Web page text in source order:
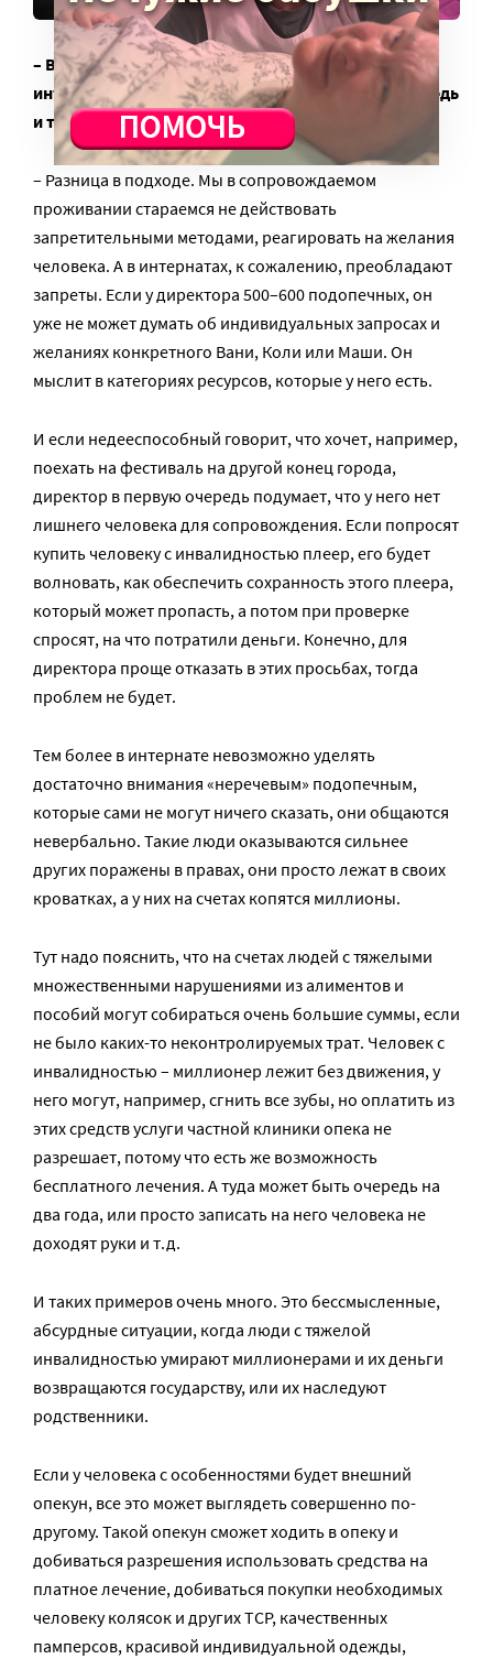
– В чем разница между положением людей в
интернатах и на сопровождаемом проживании? Ведь
и тут, и там у них есть опекуны.
– Разница в подходе. Мы в сопровождаемом
проживании стараемся не действовать
запретительными методами, реагировать на желания
человека. А в интернатах, к сожалению, преобладают
запреты. Если у директора 500–600 подопечных, он
уже не может думать об индивидуальных запросах и
желаниях конкретного Вани, Коли или Маши. Он
мыслит в категориях ресурсов, которые у него есть.
И если недееспособный говорит, что хочет, например,
поехать на фестиваль на другой конец города,
директор в первую очередь подумает, что у него нет
лишнего человека для сопровождения. Если попросят
купить человеку с инвалидностью плеер, его будет
волновать, как обеспечить сохранность этого плеера,
который может пропасть, а потом при проверке
спросят, на что потратили деньги. Конечно, для
директора проще отказать в этих просьбах, тогда
проблем не будет.
Тем более в интернате невозможно уделять
достаточно внимания «неречевым» подопечным,
которые сами не могут ничего сказать, они общаются
невербально. Такие люди оказываются сильнее
других поражены в правах, они просто лежат в своих
кроватках, а у них на счетах копятся миллионы.
Тут надо пояснить, что на счетах людей с тяжелыми
множественными нарушениями из алиментов и
пособий могут собираться очень большие суммы, если
не было каких-то неконтролируемых трат. Человек с
инвалидностью – миллионер лежит без движения, у
него могут, например, сгнить все зубы, но оплатить из
этих средств услуги частной клиники опека не
разрешает, потому что есть же возможность
бесплатного лечения. А туда может быть очередь на
два года, или просто записать на него человека не
доходят руки и т.д.
И таких примеров очень много. Это бессмысленные,
абсурдные ситуации, когда люди с тяжелой
инвалидностью умирают миллионерами и их деньги
возвращаются государству, или их наследуют
родственники.
Если у человека с особенностями будет внешний
опекун, все это может выглядеть совершенно по-
другому. Такой опекун сможет ходить в опеку и
добиваться разрешения использовать средства на
платное лечение, добиваться покупки необходимых
человеку колясок и других ТСР, качественных
памперсов, красивой индивидуальной одежды,